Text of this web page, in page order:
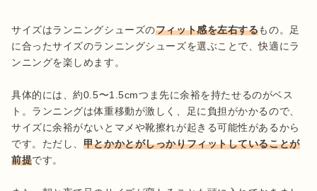
サイズはランニングシューズのフィット感を左右するもの。足
に合ったサイズのランニングシューズを選ぶことで、快適にラ
ンニングを楽しめます。
具体的には、約0.5〜1.5cmつま先に余裕を持たせるのがベス
ト。ランニングは体重移動が激しく、足に負担がかかるので、
サイズに余裕がないとマメや靴擦れが起きる可能性があるから
です。ただし、 甲とかかとがしっかりフィットしていることが
前提です。